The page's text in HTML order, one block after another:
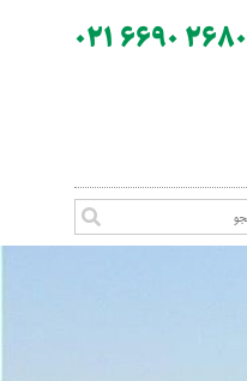
021 6690 2680